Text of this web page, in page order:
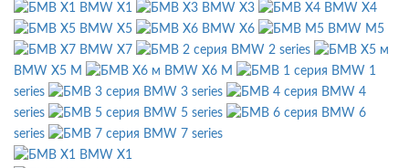
BMW X1 BMW X3
BMW X4
BMW X5
BMW X6
BMW M5
BMW X7
BMW 2 series
BMW X5 M
BMW X6 M
BMW 1
series
BMW 3 series
BMW 4
series
BMW 5 series
BMW 6
series
BMW 7 series
BMW X1